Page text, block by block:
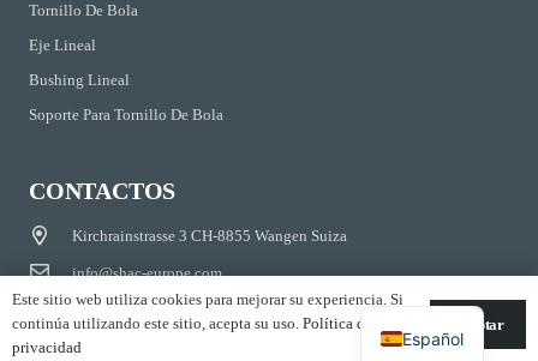
Tornillo De Bola
Eje Lineal
Bushing Lineal
Soporte Para Tornillo De Bola
CONTACTOS
Kirchrainstrasse 3 CH-8855 Wangen Suiza
info@shac-europe.com
+41 79 851 20 25
Este sitio web utiliza cookies para mejorar su experiencia. Si
continúa utilizando este sitio, acepta su uso. Política de
privacidad
Aceptar
Español